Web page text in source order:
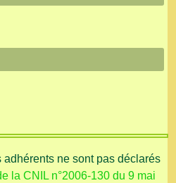
ne sont pas déclarés
la CNIL n°2006-130 du 9 mai